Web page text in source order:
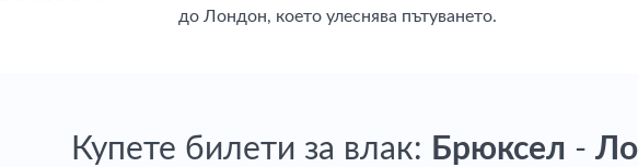
до Лондон, което улеснява пътуването.
Купете билети за влак: Брюксел -